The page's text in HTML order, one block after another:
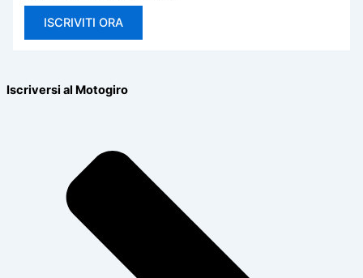
ISCRIVITI ORA
Iscriversi al Motogiro